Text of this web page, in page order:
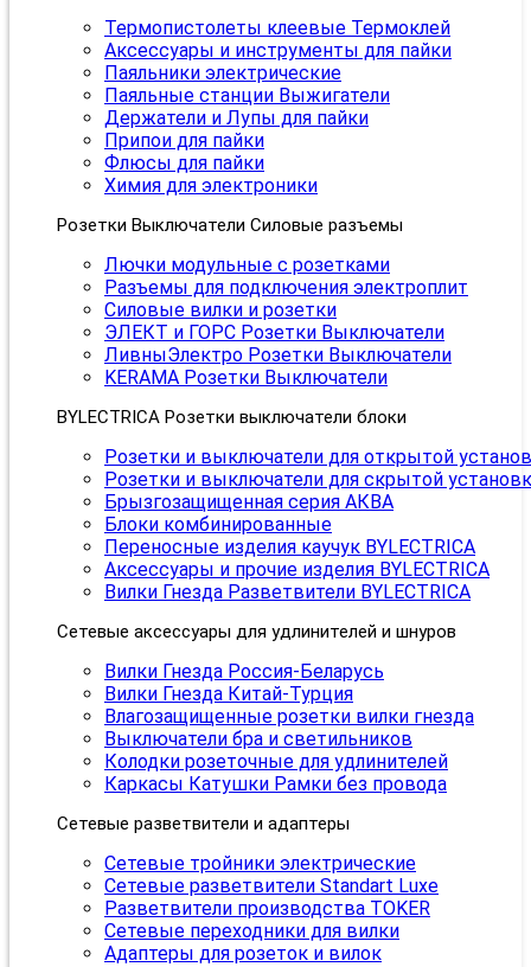
Термопистолеты клеевые Термоклей
Аксессуары и инструменты для пайки
Паяльники электрические
Паяльные станции Выжигатели
Держатели и Лупы для пайки
Припои для пайки
Флюсы для пайки
Химия для электроники
Розетки Выключатели Силовые разъемы
Лючки модульные с розетками
Разъемы для подключения электроплит
Силовые вилки и розетки
ЭЛЕКТ и ГОРС Розетки Выключатели
ЛивныЭлектро Розетки Выключатели
KERAMA Розетки Выключатели
BYLECTRICA Розетки выключатели блоки
Розетки и выключатели для открытой
Розетки и выключатели для скрытой
Брызгозащищенная серия АКВА
Блоки комбинированные
Переносные изделия каучук BYLECTRICA
Аксессуары и прочие изделия BYLECTRICA
Вилки Гнезда Разветвители BYLECTRICA
Сетевые аксессуары для удлинителей и шнуров
Вилки Гнезда Россия-Беларусь
Вилки Гнезда Китай-Турция
Влагозащищенные розетки вилки гнезда
Выключатели бра и светильников
Колодки розеточные для удлинителей
Каркасы Катушки Рамки без провода
Сетевые разветвители и адаптеры
Сетевые тройники электрические
Сетевые разветвители Standart Luxe
Разветвители производства TOKER
Сетевые переходники для вилки
Адаптеры для розеток и вилок